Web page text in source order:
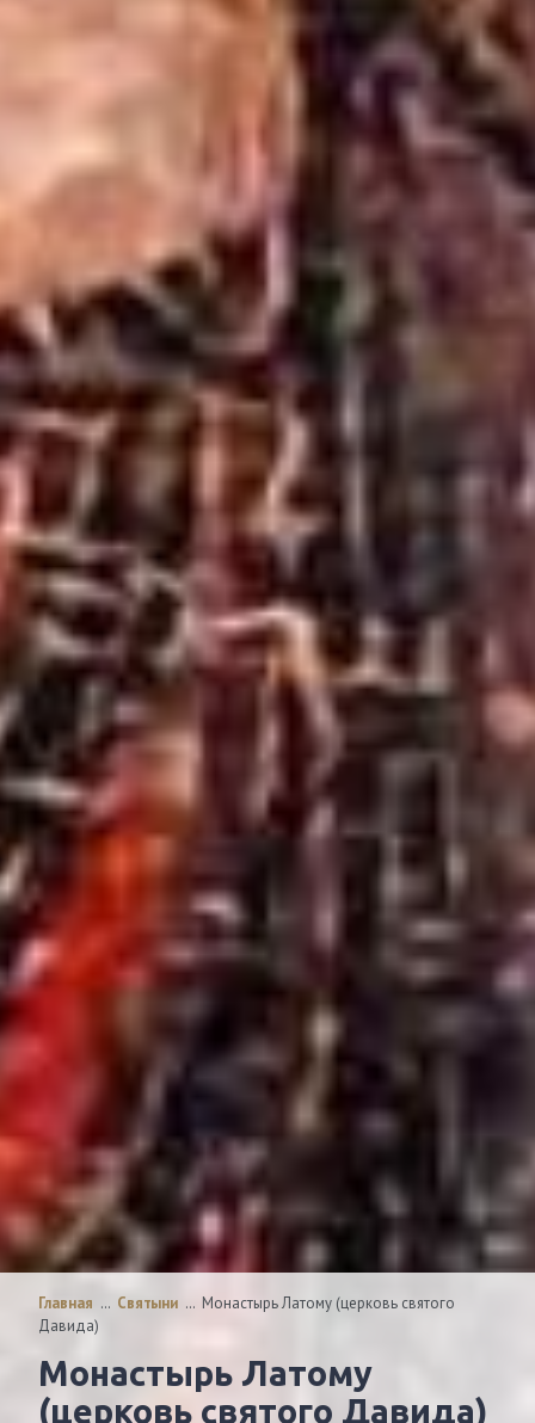
Главная … Святыни … Монастырь Латому (церковь святого
Давида)
Монастырь Латому
(церковь святого Давида)